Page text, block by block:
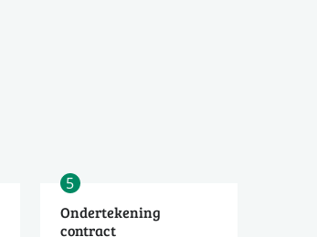
5
Ondertekening
contract